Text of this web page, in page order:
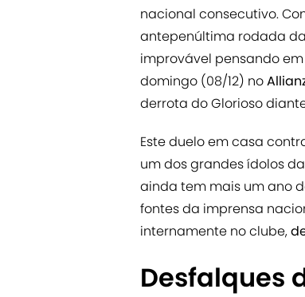
nacional consecutivo.
antepenúltima rodada
improvável pensando
domingo (08/12) no
derrota do Glorioso
Este duelo em casa
um dos grandes ídolos
ainda tem mais um ano
fontes da imprensa
internamente no clube,
Desfalques